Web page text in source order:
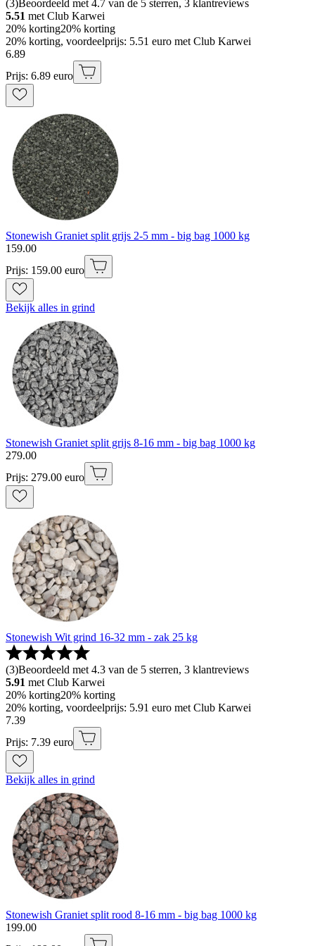
(3)Beoordeeld met 4.7 van de 5 sterren, 3 klantreviews
5.51 met Club Karwei
20% korting20% korting
20% korting, voordeelprijs: 5.51 euro met Club Karwei
6.89
Prijs: 6.89 euro
Stonewish Graniet split grijs 2-5 mm - big bag 1000 kg
159.00
Prijs: 159.00 euro
Bekijk alles in grind
Stonewish Graniet split grijs 8-16 mm - big bag 1000 kg
279.00
Prijs: 279.00 euro
Stonewish Wit grind 16-32 mm - zak 25 kg
(3)Beoordeeld met 4.3 van de 5 sterren, 3 klantreviews
5.91 met Club Karwei
20% korting20% korting
20% korting, voordeelprijs: 5.91 euro met Club Karwei
7.39
Prijs: 7.39 euro
Bekijk alles in grind
Stonewish Graniet split rood 8-16 mm - big bag 1000 kg
199.00